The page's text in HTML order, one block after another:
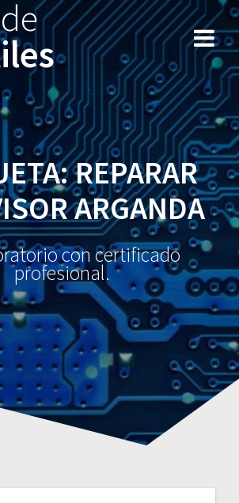
de
REPARAR
ARGANDA
con certificado
profesional.